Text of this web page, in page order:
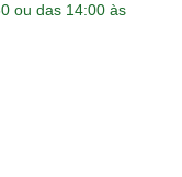
ou das 14:00 às